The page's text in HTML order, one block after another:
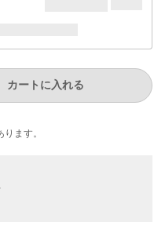
カートに入れる
ます。